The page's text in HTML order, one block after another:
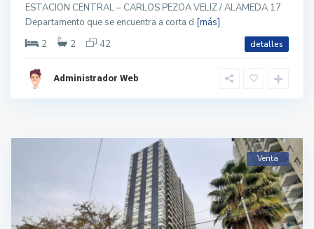
ESTACION CENTRAL – CARLOS PEZOA VELIZ / ALAMEDA 17
Departamento que se encuentra a corta d [más]
2
2 42 detalles
Administrador Web
Venta